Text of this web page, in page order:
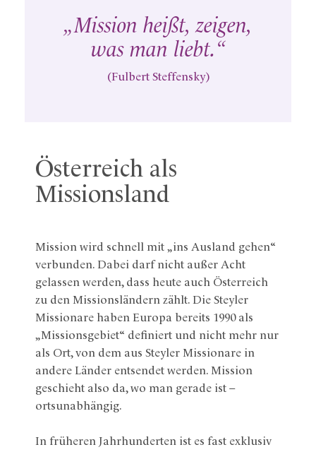
„Mission heißt, zeigen,
was man liebt.“
(Fulbert Steffensky)
Österreich als
Missionsland
Mission wird schnell mit „ins Ausland gehen“
verbunden. Dabei darf nicht außer Acht
gelassen werden, dass heute auch Österreich
zu den Missionsländern zählt. Die Steyler
Missionare haben Europa bereits 1990 als
„Missionsgebiet“ definiert und nicht mehr nur
als Ort, von dem aus Steyler Missionare in
andere Länder entsendet werden. Mission
geschieht also da, wo man gerade ist –
ortsunabhängig.
In früheren Jahrhunderten ist es fast exklusiv